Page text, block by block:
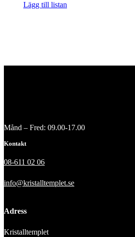
Lägg till listan
Månd – Fred: 09.00-17.00
Kontakt
08-611 02 06
info@kristalltemplet.se
Adress
Kristalltemplet